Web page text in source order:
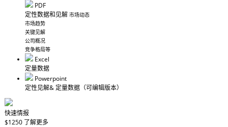
PDF
定性数据和见解 市场动态
市场趋势
关键见解
公司概况
竞争格局等
Excel
定量数据
Powerpoint
定性见解& 定量数据 （可编辑版本）
快速情报
$1250 了解更多